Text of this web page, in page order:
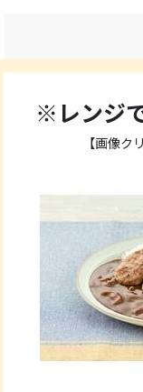
※レンジ
【画像ク